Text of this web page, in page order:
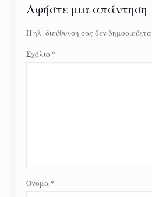
Αφήστε μια απάντηση
Η ηλ. διεύθυνση σας δεν
Σχόλιο *
Όνομα *